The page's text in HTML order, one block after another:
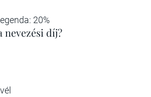
20%
díj?